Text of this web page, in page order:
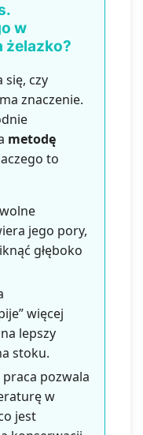
w
żelazko?
się, czy
znaczenie.
metodę
to
jego pory,
głęboko
więcej
lepszy
stoku.
praca pozwala
w
jest